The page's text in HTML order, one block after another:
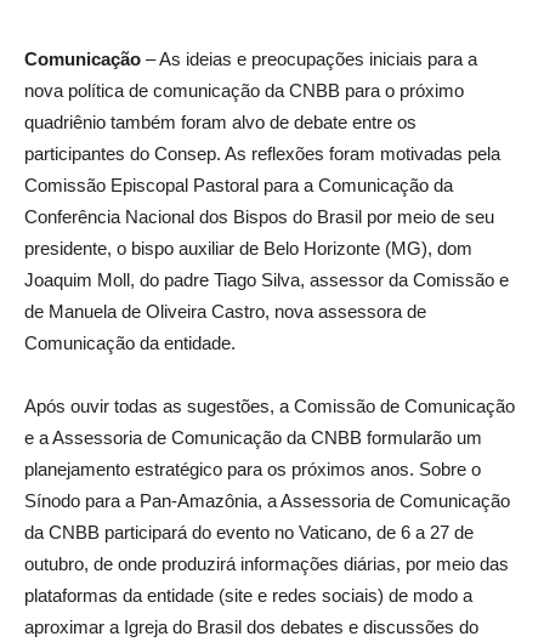
Comunicação – As ideias e preocupações iniciais para a
nova política de comunicação da CNBB para o próximo
quadriênio também foram alvo de debate entre os
participantes do Consep. As reflexões foram motivadas pela
Comissão Episcopal Pastoral para a Comunicação da
Conferência Nacional dos Bispos do Brasil por meio de seu
presidente, o bispo auxiliar de Belo Horizonte (MG), dom
Joaquim Moll, do padre Tiago Silva, assessor da Comissão e
de Manuela de Oliveira Castro, nova assessora de
Comunicação da entidade.
Após ouvir todas as sugestões, a Comissão de Comunicação
e a Assessoria de Comunicação da CNBB formularão um
planejamento estratégico para os próximos anos. Sobre o
Sínodo para a Pan-Amazônia, a Assessoria de Comunicação
da CNBB participará do evento no Vaticano, de 6 a 27 de
outubro, de onde produzirá informações diárias, por meio das
plataformas da entidade (site e redes sociais) de modo a
aproximar a Igreja do Brasil dos debates e discussões do